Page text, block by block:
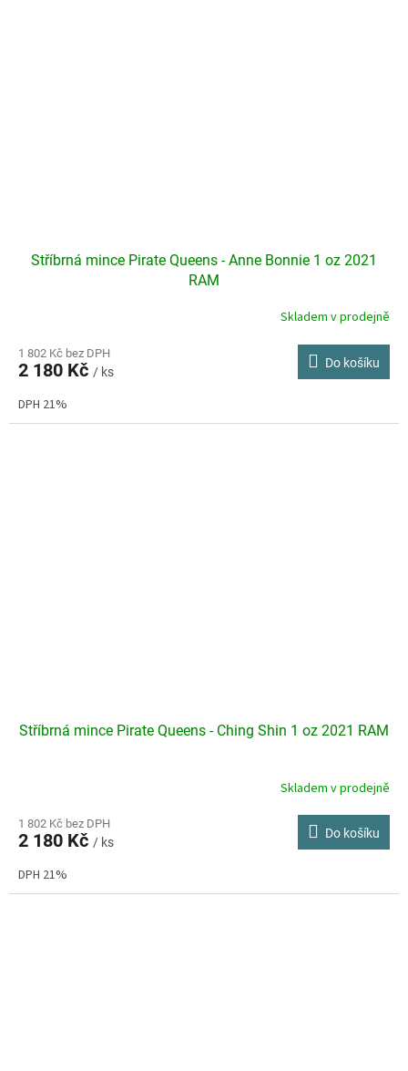
Stříbrná mince Pirate Queens - Anne Bonnie 1 oz 2021
RAM
Skladem v prodejně
1 802 Kč bez DPH
2 180 Kč / ks
Do košíku
DPH 21%
Stříbrná mince Pirate Queens - Ching Shin 1 oz 2021 RAM
Skladem v prodejně
1 802 Kč bez DPH
2 180 Kč / ks
Do košíku
DPH 21%